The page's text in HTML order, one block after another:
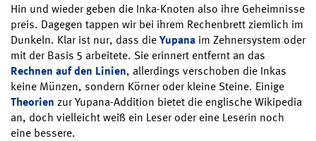
Hin und wieder geben die Inka-Knoten also ihre Geheimnisse
preis. Dagegen tappen wir bei ihrem Rechenbrett ziemlich im
Dunkeln. Klar ist nur, dass dieYupana im Zehnersystem oder
mit der Basis 5 arbeitete. Sie erinnert entfernt an das
Rechnen auf den Linien, allerdings verschoben die Inkas
keine Münzen, sondern Körner oder kleine Steine. Einige
Theorien zur Yupana-Addition bietet die englische Wikipedia
an, doch vielleicht weiß ein Leser oder eine Leserin noch
eine bessere.